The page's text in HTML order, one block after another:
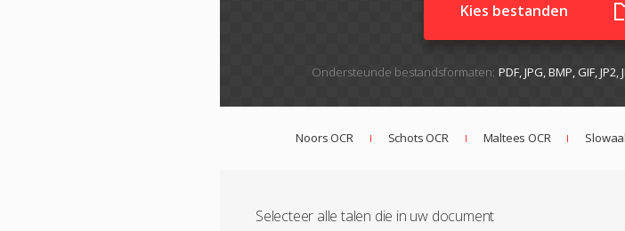
Kies bestanden
Ondersteunde bestandsformaten: PDF, JPG, BMP, GIF,
Noors OCR Schots OCR Maltees OCR
Selecteer alle talen die in uw document